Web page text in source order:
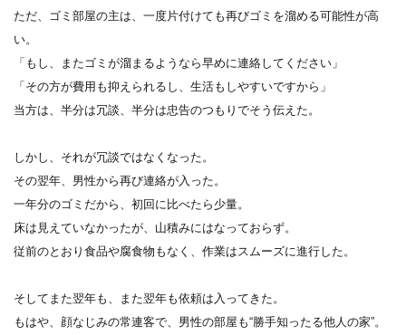
ただ、ゴミ部屋の主は、一度片付けても再びゴミを溜める可能性が高
い。
「もし、またゴミが溜まるようなら早めに連絡してください」
「その方が費用も抑えられるし、生活もしやすいですから」
当方は、半分は冗談、半分は忠告のつもりでそう伝えた。
しかし、それが冗談ではなくなった。
その翌年、男性から再び連絡が入った。
一年分のゴミだから、初回に比べたら少量。
床は見えていなかったが、山積みにはなっておらず。
従前のとおり食品や腐食物もなく、作業はスムーズに進行した。
そしてまた翌年も、また翌年も依頼は入ってきた。
もはや、顔なじみの常連客で、男性の部屋も“勝手知ったる他人の家”。